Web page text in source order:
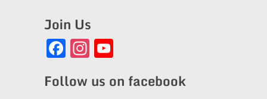
Join Us
Facebook
Instagram
YouTube
Follow us on facebook